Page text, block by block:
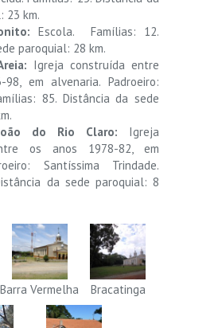
23 km.
Escola. Famílias: 12.
paroquial: 28 km.
Igreja construída entre
em alvenaria. Padroeiro:
85. Distância da sede
do Rio Claro: Igreja
os anos 1978-82, em
Santíssima Trindade.
da sede paroquial: 8
Barra Vermelha Bracatinga